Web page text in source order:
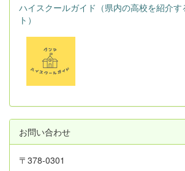
ハイスクールガイド（県内の高校を紹介す
ト）
お問い合わせ
〒378-0301